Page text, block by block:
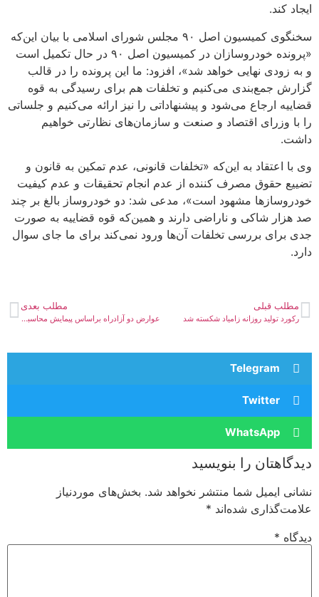
ایجاد کند.
سخنگوی کمیسیون اصل ۹۰ مجلس شورای اسلامی با بیان این‌که
«پرونده خودروسازان در کمیسیون اصل ۹۰ در حال تکمیل است
و به زودی نهایی خواهد شد»، افزود: ما این پرونده را در قالب
گزارش جمع‌بندی می‌کنیم و تخلفات هم برای رسیدگی به قوه
قضاییه ارجاع می‌شود و پیشنهاداتی را نیز ارائه می‌کنیم و جلساتی
را با وزرای اقتصاد و صنعت و سازمان‌های نظارتی خواهیم
داشت.
وی با اعتقاد به این‌که «تخلفات قانونی، عدم تمکین به قانون و
تضییع حقوق مصرف کننده از عدم انجام تحقیقات و عدم کیفیت
خودروسازها مشهود است»، مدعی شد: دو خودروساز بالغ بر چند
صد هزار شاکی و ناراضی دارند و همین‌که قوه قضاییه به صورت
جدی برای بررسی تخلفات آن‌ها ورود نمی‌کند برای ما جای سوال
دارد.
مطلب قبلی
ركورد توليد روزانه زامياد شكسته شد
مطلب بعدی
عوارض دو آزادراه براساس پیمایش محاسبه و دریافت می‌شود
Telegram
Twitter
WhatsApp
دیدگاهتان را بنویسید
نشانی ایمیل شما منتشر نخواهد شد. بخش‌های موردنیاز
علامت‌گذاری شده‌اند *
دیدگاه *